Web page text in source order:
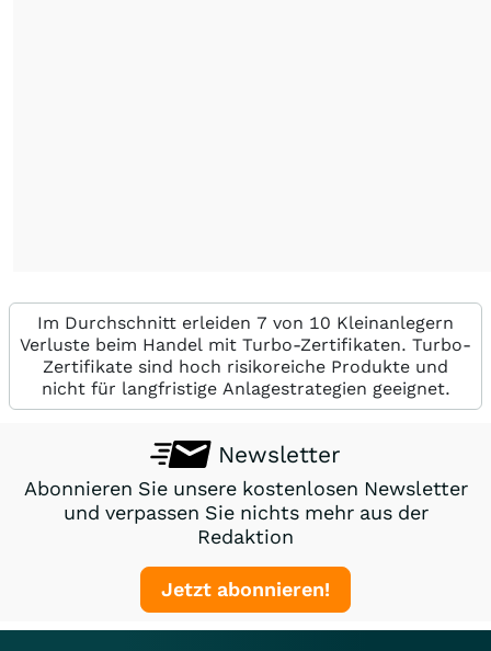
Im Durchschnitt erleiden 7 von 10 Kleinanlegern
Verluste beim Handel mit Turbo-Zertifikaten. Turbo-
Zertifikate sind hoch risikoreiche Produkte und
nicht für langfristige Anlagestrategien geeignet.
Newsletter
Abonnieren Sie unsere kostenlosen Newsletter
und verpassen Sie nichts mehr aus der
Redaktion
Jetzt abonnieren!